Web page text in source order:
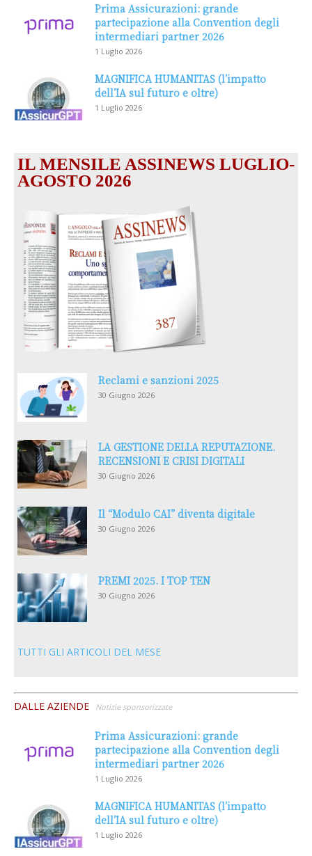
Prima Assicurazioni: grande
partecipazione alla Convention degli
intermediari partner 2026
1 Luglio 2026
MAGNIFICA HUMANITAS (l’impatto
dell’IA sul futuro e oltre)
1 Luglio 2026
IL MENSILE ASSINEWS LUGLIO-
AGOSTO 2026
Reclami e sanzioni 2025
30 Giugno 2026
LA GESTIONE DELLA REPUTAZIONE.
RECENSIONI E CRISI DIGITALI
30 Giugno 2026
Il “Modulo CAI” diventa digitale
30 Giugno 2026
PREMI 2025. I TOP TEN
30 Giugno 2026
TUTTI GLI ARTICOLI DEL MESE
DALLE AZIENDE Notizie sponsorizzate
Prima Assicurazioni: grande
partecipazione alla Convention degli
intermediari partner 2026
1 Luglio 2026
MAGNIFICA HUMANITAS (l’impatto
dell’IA sul futuro e oltre)
1 Luglio 2026